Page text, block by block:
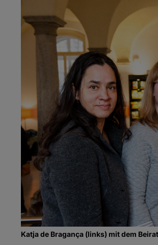
Katja de Bragança (links) mit dem